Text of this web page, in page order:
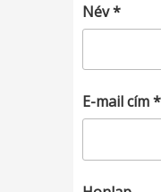
Név*
E-mail cím*